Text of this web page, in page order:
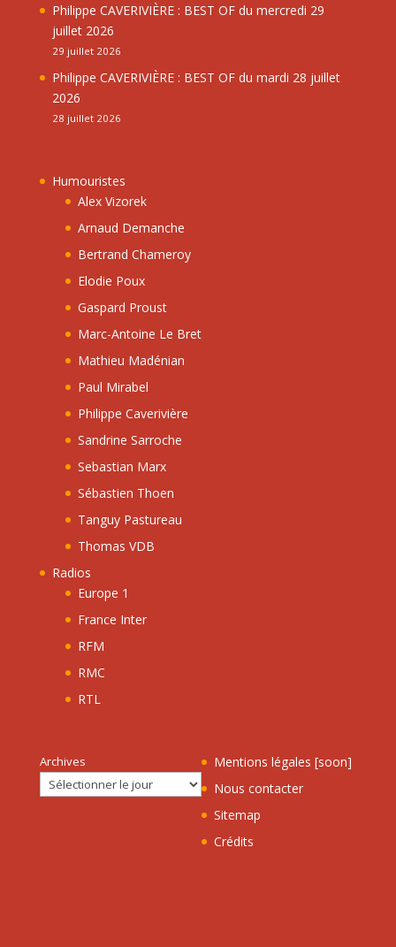
Philippe CAVERIVIÈRE : BEST OF du mercredi 29
juillet 2026
29 juillet 2026
Philippe CAVERIVIÈRE : BEST OF du mardi 28 juillet
2026
28 juillet 2026
Humouristes
Alex Vizorek
Arnaud Demanche
Bertrand Chameroy
Elodie Poux
Gaspard Proust
Marc-Antoine Le Bret
Mathieu Madénian
Paul Mirabel
Philippe Caverivière
Sandrine Sarroche
Sebastian Marx
Sébastien Thoen
Tanguy Pastureau
Thomas VDB
Radios
Europe 1
France Inter
RFM
RMC
RTL
Archives
Mentions légales [soon]
Nous contacter
Sitemap
Crédits